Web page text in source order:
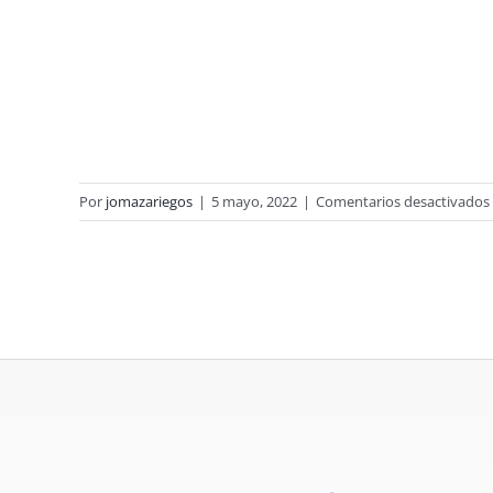
Por jomazariegos | 5 mayo, 2022 | Comentarios desactivados